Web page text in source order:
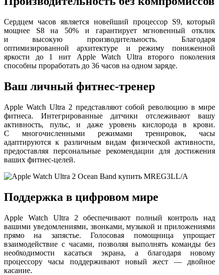
Сердцем часов является новейший процессор S9, который
мощнее S8 на 50% и гарантирует мгновенный отклик
и высокую производительность. Благодаря
оптимизированной архитектуре и режиму пониженной
яркости до 1 нит Apple Watch Ultra второго поколения
способны проработать до 36 часов на одном заряде.
Ваш личный фитнес-тренер
Apple Watch Ultra 2 представляют собой революцию в мире
фитнеса. Интегрированные датчики отслеживают вашу
активность, пульс, и даже уровень кислорода в крови.
С многочисленными режимами тренировок, часы
адаптируются к различным видам физической активности,
предоставляя персональные рекомендации для достижения
ваших фитнес-целей.
Поддержка в цифровом мире
Apple Watch Ultra 2 обеспечивают полный контроль над
вашими уведомлениями, звонками, музыкой и приложениями
прямо на запястье. Голосовая помощница упрощает
взаимодействие с часами, позволяя выполнять команды без
необходимости касаться экрана, а благодаря новому
процессору часы поддерживают новый жест — двойное
касание.